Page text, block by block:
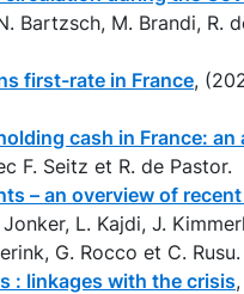
Bartzsch, M. Brandi, R.
first-rate in France,
cash in France:
F. Seitz et R. de Pastor.
– an overview of
L. Kajdi, J.
G. Rocco et C. Rusu.
: linkages with the crisis